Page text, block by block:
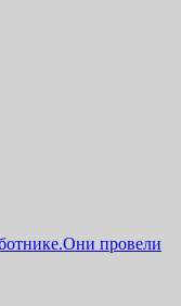
провели